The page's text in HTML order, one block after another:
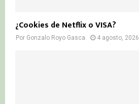
¿Cookies de Netflix o VISA?
Por Gonzalo Royo Gasca 4 agosto, 2026